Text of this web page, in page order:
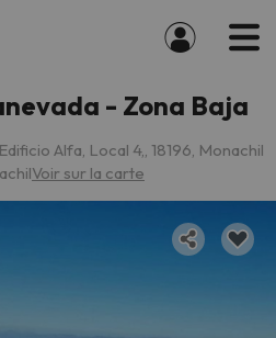
- Zona Baja
Alfa, Local 4,, 18196, Monachil
Voir sur la carte